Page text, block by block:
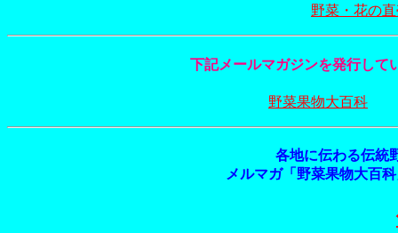
野菜・花の
下記メールマガジンを発行して
野菜果物大百科
各地に伝わる伝統
メルマガ「野菜果物大百